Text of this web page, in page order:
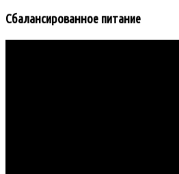
Сбалансированное питание